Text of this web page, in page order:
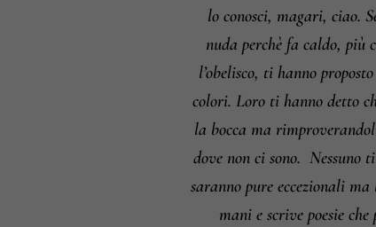
lo conosci, magari, ciao.
nuda perchè fa caldo, più
l’obelisco, ti hanno
colori. Loro ti hanno detto
la bocca ma
dove non ci sono. Nessuno
saranno pure eccezionali
mani e scrive poesie